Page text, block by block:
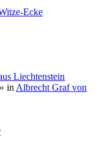
Ecke
Liechtenstein
in Albrecht Graf von